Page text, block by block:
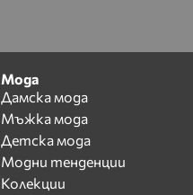
Мода
Дамска мода
Мъжка мода
Детска мода
Модни тенденции
Колекции